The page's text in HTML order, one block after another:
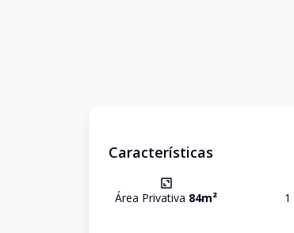
Características
Área Privativa 84m² 1